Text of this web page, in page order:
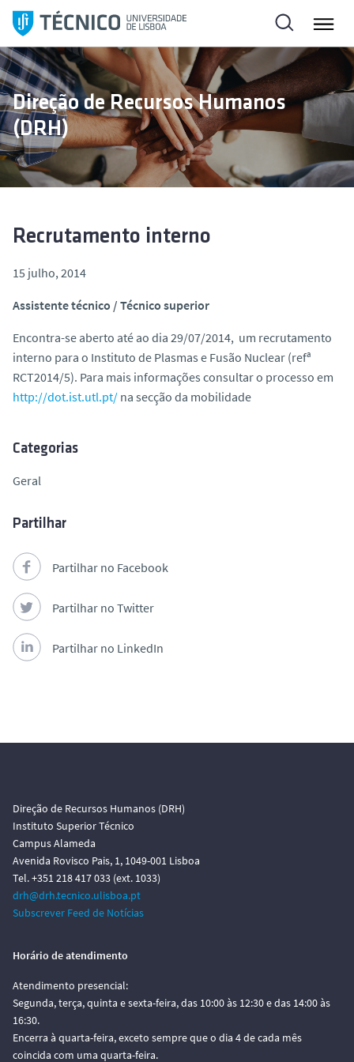
l
t
a
r
p
a
a
Direção de Recursos Humanos
(DRH)
Recrutamento interno
15 julho, 2014
Assistente técnico / Técnico superior
Encontra-se aberto até ao dia 29/07/2014, um recrutamento
interno para o Instituto de Plasmas e Fusão Nuclear (refª
RCT2014/5). Para mais informações consultar o processo em
http://dot.ist.utl.pt/ na secção da mobilidade
Categorias
Geral
Partilhar
Partilhar no Facebook
Partilhar no Twitter
Partilhar no LinkedIn
Direção de Recursos Humanos (DRH)
Instituto Superior Técnico
Campus Alameda
Avenida Rovisco Pais, 1, 1049-001 Lisboa
Tel. +351 218 417 033 (ext. 1033)
drh@drh.tecnico.ulisboa.pt
Subscrever Feed de Notícias
Horário de atendimento
Atendimento presencial:
Segunda, terça, quinta e sexta-feira, das 10:00 às 12:30 e das 14:00 às
16:30.
Encerra à quarta-feira, exceto sempre que o dia 4 de cada mês
coincida com uma quarta-feira.